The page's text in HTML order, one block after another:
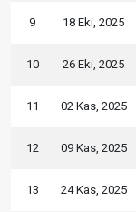
9 18 Eki, 2025
10 26 Eki, 2025
11 02 Kas, 2025
12 09 Kas, 2025
13 24 Kas, 2025